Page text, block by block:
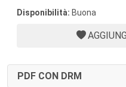
Disponibilità: Buona
PDF CON DRM